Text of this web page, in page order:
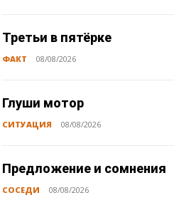
Третьи в пятёрке
ФАКТ 08/08/2026
Глуши мотор
СИТУАЦИЯ 08/08/2026
Предложение и сомнения
СОСЕДИ 08/08/2026